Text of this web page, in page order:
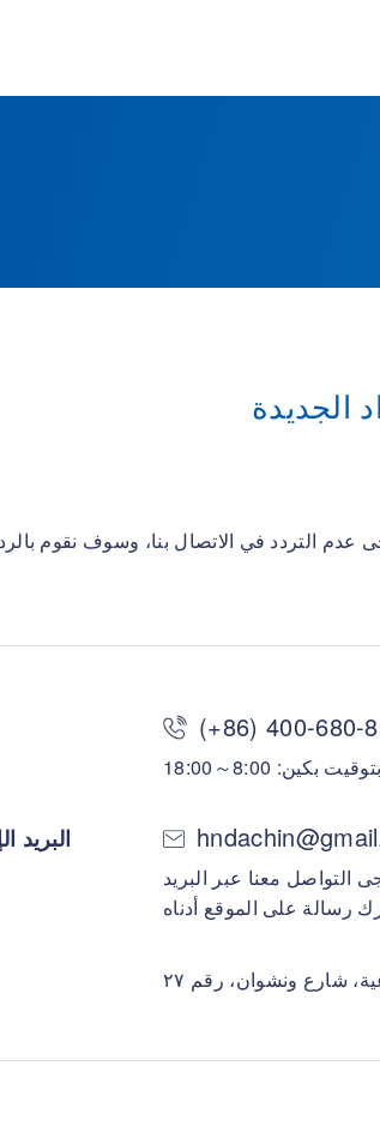
الجديدة
عدم التردد في الاتصال بنا، وسوف نقوم
(+86) 400-680-
بتوقيت بكين: 8:00～18:00
البريد
التواصل معنا عبر البريد
شارع ونشوان، رقم ٢٧